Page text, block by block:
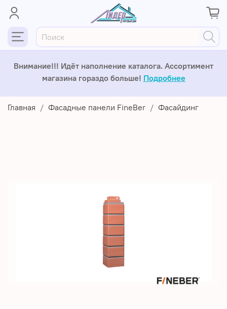
Внимание!!! Идёт наполнение каталога. Ассортимент
магазина гораздо больше! Подробнее
Главная Фасадные панели FineBer Фасайдинг